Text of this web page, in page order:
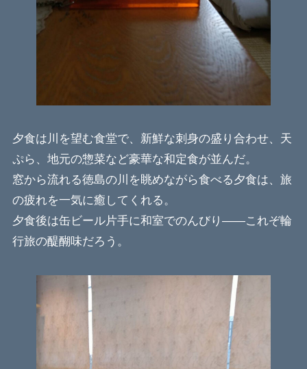
夕食は川を望む食堂で、新鮮な刺身の盛り合わせ、天
ぷら、地元の惣菜など豪華な和定食が並んだ。
窓から流れる徳島の川を眺めながら食べる夕食は、旅
の疲れを一気に癒してくれる。
夕食後は缶ビール片手に和室でのんびり——これぞ輪
行旅の醍醐味だろう。